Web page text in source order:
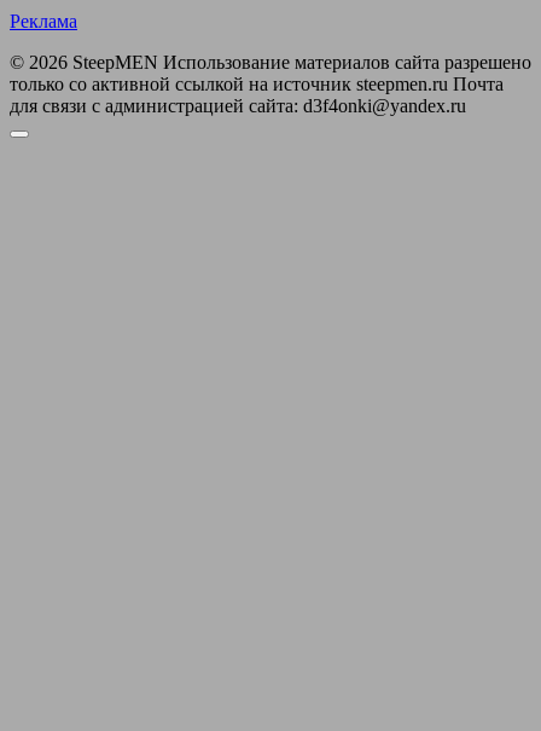
Реклама
© 2026 SteepMEN Использование материалов сайта разрешено
только со активной ссылкой на источник steepmen.ru Почта
для связи с администрацией сайта: d3f4onki@yandex.ru